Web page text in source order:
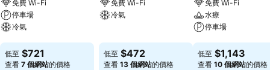
免費 Wi-Fi
停車場
冷氣
查看價格
低至 $721
查看 7 個網站的價格
免費 Wi-Fi
冷氣
低至 $472
查看 13 個網站的價格
免費 Wi-Fi
水療
停車場
查看價格
低至 $1,143
查看 10 個網站的價格